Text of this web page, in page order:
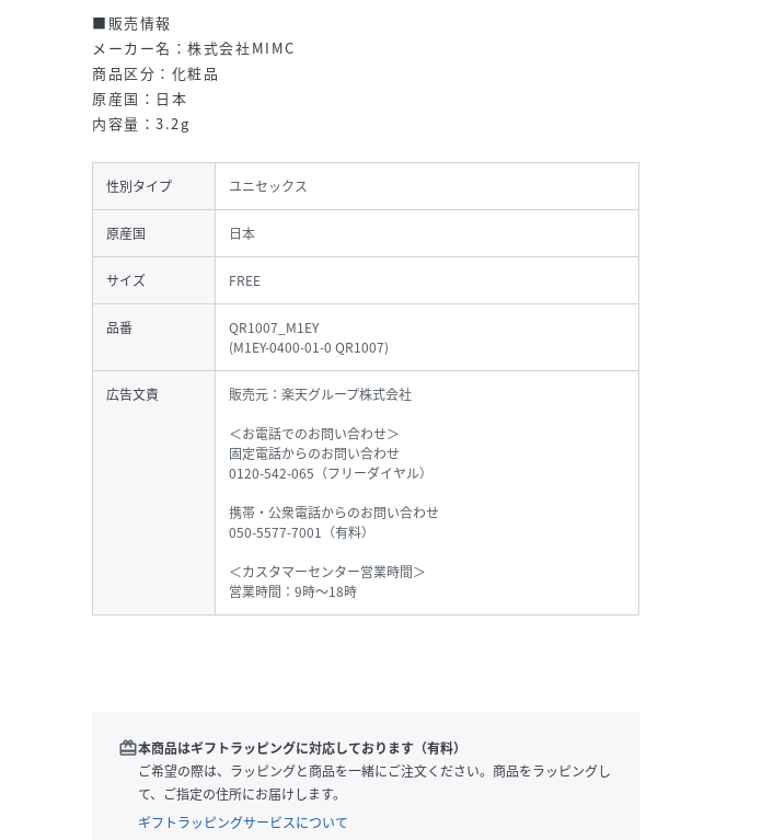
■販売情報
メーカー名：株式会社MIMC
商品区分：化粧品
原産国：日本
内容量：3.2g
性別タイプ ユニセックス
原産国 日本
サイズ FREE
品番
QR1007_M1EY
(M1EY-0400-01-0 QR1007)
広告文責
販売元：楽天グループ株式会社
＜お電話でのお問い合わせ＞
固定電話からのお問い合わせ
0120-542-065（フリーダイヤル）
携帯・公衆電話からのお問い合わせ
050-5577-7001（有料）
＜カスタマーセンター営業時間＞
営業時間：9時～18時
redeem本商品はギフトラッピングに対応しております（有料）
ご希望の際は、ラッピングと商品を一緒にご注文ください。商品をラッピングし
て、ご指定の住所にお届けします。
ギフトラッピングサービスについて